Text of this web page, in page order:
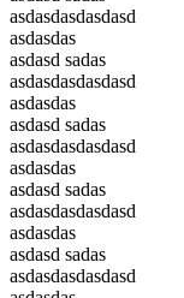
asdasdasdasdasd
asdasdas
asdasd sadas
asdasdasdasdasd
asdasdas
asdasd sadas
asdasdasdasdasd
asdasdas
asdasd sadas
asdasdasdasdasd
asdasdas
asdasd sadas
asdasdasdasdasd